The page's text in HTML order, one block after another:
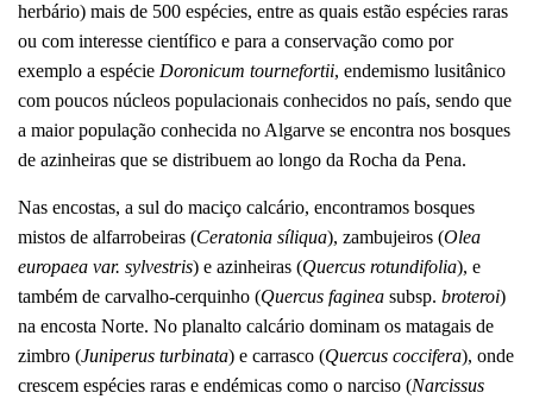
herbário) mais de 500 espécies, entre as quais estão espécies raras
ou com interesse científico e para a conservação como por
exemplo a espécie Doronicum tournefortii, endemismo lusitânico
com poucos núcleos populacionais conhecidos no país, sendo que
a maior população conhecida no Algarve se encontra nos bosques
de azinheiras que se distribuem ao longo da Rocha da Pena.
Nas encostas, a sul do maciço calcário, encontramos bosques
mistos de alfarrobeiras (Ceratonia síliqua), zambujeiros (Olea
europaea var. sylvestris) e azinheiras (Quercus rotundifolia), e
também de carvalho-cerquinho (Quercus faginea subsp. broteroi)
na encosta Norte. No planalto calcário dominam os matagais de
zimbro (Juniperus turbinata) e carrasco (Quercus coccifera), onde
crescem espécies raras e endémicas como o narciso (Narcissus